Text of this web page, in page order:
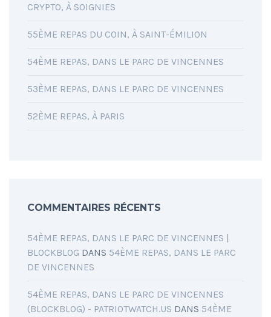
CRYPTO, À SOIGNIES
55ÈME REPAS DU COIN, À SAINT-ÉMILION
54ÈME REPAS, DANS LE PARC DE VINCENNES
53ÈME REPAS, DANS LE PARC DE VINCENNES
52ÈME REPAS, À PARIS
COMMENTAIRES RÉCENTS
54ÈME REPAS, DANS LE PARC DE VINCENNES |
BLOCKBLOG DANS 54ÈME REPAS, DANS LE PARC
DE VINCENNES
54ÈME REPAS, DANS LE PARC DE VINCENNES
(BLOCKBLOG) - PATRIOTWATCH.US DANS 54ÈME